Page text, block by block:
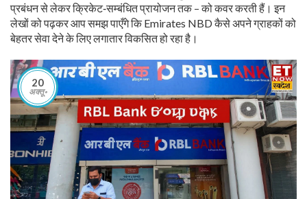
प्रबंधन से लेकर क्रिकेट‑सम्बंधित प्रायोजन तक – को कवर करती हैं। इन
लेखों को पढ़कर आप समझ पाएँगे कि Emirates NBD कैसे अपने ग्राहकों को
बेहतर सेवा देने के लिए लगातार विकसित हो रहा है।
20
अक्तू॰